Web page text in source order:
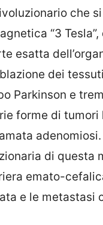
che
“3
esatta
dei
Parkinson e
forme di
di questa
emato-
e le metastasi